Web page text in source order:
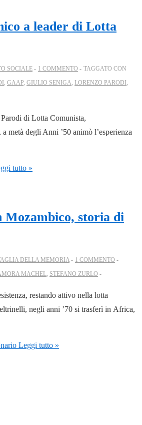
a leader di Lotta
SOCIALE 1 COMMENTO
TAGGATO CON
, GAAP, GIULIO SENIGA, LORENZO PARODI ,
di Lotta Comunista,
metà degli Anni ’50 animò l’esperienza
tutto »
Mozambico, storia di
DELLA MEMORIA
1 COMMENTO
MACHEL STEFANO ZURLO
restando attivo nella lotta
negli anni ’70 si trasferì in Africa,
Leggi tutto »